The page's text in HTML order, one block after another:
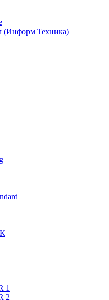
Техника)
1
2